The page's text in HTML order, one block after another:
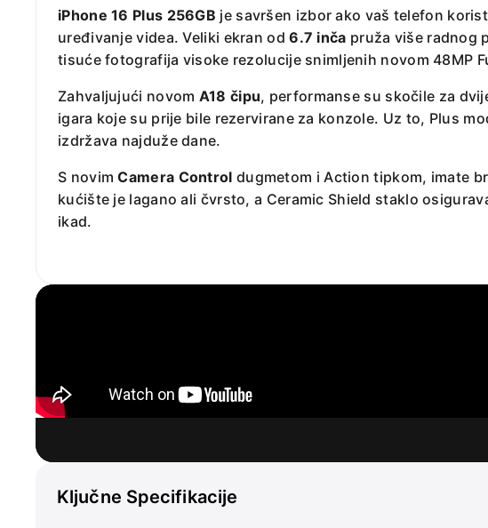
iPhone 16 Plus 256GB je savršen izbor ako vaš telefon
uređivanje videa. Veliki ekran od6.7 inča pruža više radnog
tisuće fotografija visoke rezolucije snimljenih novom 48MP
Zahvaljujući novom A18 čipu, performanse su skočile za
igara koje su prije bile rezervirane za konzole. Uz to, Plus
izdržava najduže dane.
S novimCamera Control dugmetom i Action tipkom, imate
kućište je lagano ali čvrsto, a Ceramic Shield staklo
ikad.
Ključne Specifikacije